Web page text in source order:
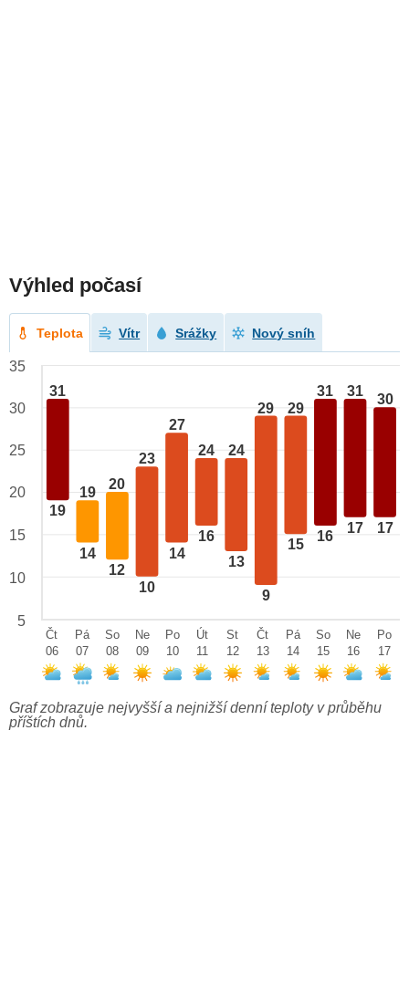
Výhled počasí
Teplota Vítr Srážky Nový sníh
31
19
19
14
20
12
23
10
27
14
24
16
24
13
29
9
29
15
31
16
31
17
30
17
35
30
25
20
15
10
5
Čt
06
Pá
07
So
08
Ne
09
Po
10
Út
11
St
12
Čt
13
Pá
14
So
15
Ne
16
Po
17
Graf zobrazuje nejvyšší a nejnižší denní teploty v průběhu
příštích dnů.